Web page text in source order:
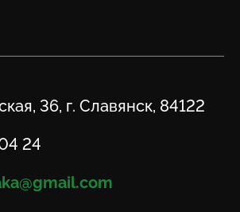
36, г. Славянск, 84122
24